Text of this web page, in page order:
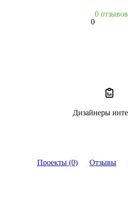
Проекты (0) Отзывы
0
0 отзывов
Дизайнеры